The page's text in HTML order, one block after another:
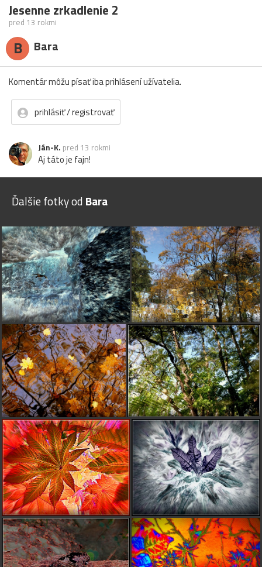
Jesenne zrkadlenie 2
pred 13 rokmi
B Bara
Komentár môžu písať iba prihlásení užívatelia.
prihlásiť / registrovať
Ján-K. pred 13 rokmi
Aj táto je fajn!
Ďalšie fotky od Bara